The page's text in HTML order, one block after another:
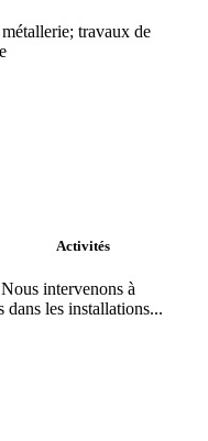
travaux de
Activités
intervenons à
dans les installations...